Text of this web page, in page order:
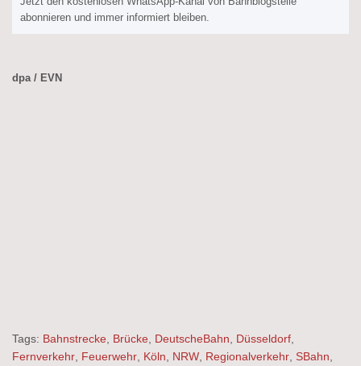
abonnieren und immer informiert bleiben.
dpa / EVN
Tags: Bahnstrecke Brücke DeutscheBahn Düsseldorf
Fernverkehr Feuerwehr Köln NRW Regionalverkehr SBahn